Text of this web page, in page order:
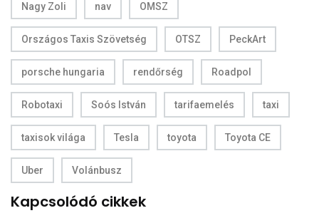
Nagy Zoli nav OMSZ
Országos Taxis Szövetség OTSZ PeckArt
porsche hungaria rendőrség Roadpol
Robotaxi Soós István tarifaemelés taxi
taxisok világa Tesla toyota Toyota CE
Uber Volánbusz
Kapcsolódó cikkek